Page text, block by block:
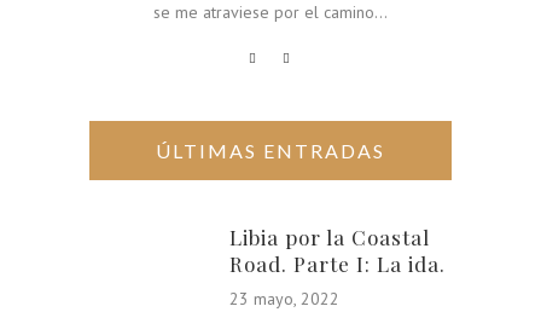
se me atraviese por el camino...
ÚLTIMAS ENTRADAS
Libia por la Coastal
Road. Parte I: La ida.
23 mayo, 2022